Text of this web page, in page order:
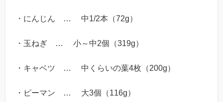
・にんじん … 中1/2本（72g）
・玉ねぎ … 小～中2個（319g）
・キャベツ … 中くらいの葉4枚（200g）
・ピーマン … 大3個（116g）